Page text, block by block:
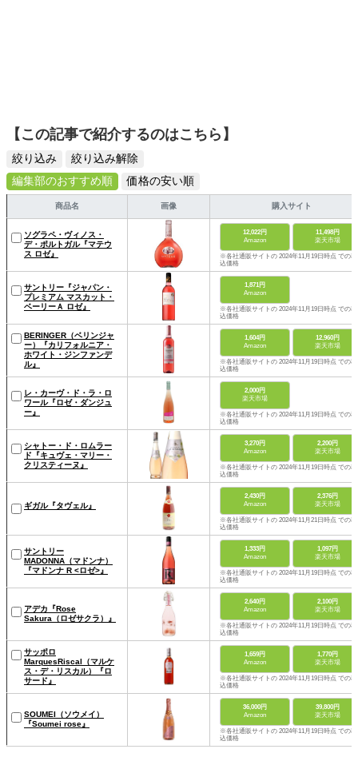
【この記事で紹介するのはこちら】
絞り込み
絞り込み解除
編集部のおすすめ順
価格の安い順
商品名 画像 購入サイト
ソグラペ・ヴィノス・
デ・ポルトガル『マテウ
ス ロゼ』
12,022円
Amazon
11,498円
楽天市場
※各社通販サイトの 2024年11月19日時点 での税
込価格
サントリー『ジャパン・
プレミアム マスカット・
ベーリーＡ ロゼ』
1,871円
Amazon
※各社通販サイトの 2024年11月19日時点 での税
込価格
BERINGER（ベリンジャ
ー）『カリフォルニア・
ホワイト・ジンファンデ
ル』
1,604円
Amazon
12,960円
楽天市場
※各社通販サイトの 2024年11月19日時点 での税
込価格
レ・カーヴ・ド・ラ・ロ
ワール『ロゼ・ダンジュ
ー』
2,000円
楽天市場
※各社通販サイトの 2024年11月19日時点 での税
込価格
シャトー・ド・ロムラー
ド『キュヴェ・マリー・
クリスティーヌ』
3,270円
Amazon
2,200円
楽天市場
※各社通販サイトの 2024年11月19日時点 での税
込価格
ギガル『タヴェル』
2,430円
Amazon
2,376円
楽天市場
※各社通販サイトの 2024年11月21日時点 での税
込価格
サントリー
MADONNA（マドンナ）
『マドンナ R <ロゼ>』
1,333円
Amazon
1,097円
楽天市場
※各社通販サイトの 2024年11月19日時点 での税
込価格
アデカ『Rose
Sakura（ロゼサクラ）』
2,640円
Amazon
2,100円
楽天市場
※各社通販サイトの 2024年11月19日時点 での税
込価格
サッポロ
MarquesRiscal（マルケ
ス・デ・リスカル）『ロ
サード』
1,659円
Amazon
1,770円
楽天市場
※各社通販サイトの 2024年11月19日時点 での税
込価格
SOUMEI（ソウメイ）
『Soumei rose』
36,000円
Amazon
39,800円
楽天市場
※各社通販サイトの 2024年11月19日時点 での税
込価格